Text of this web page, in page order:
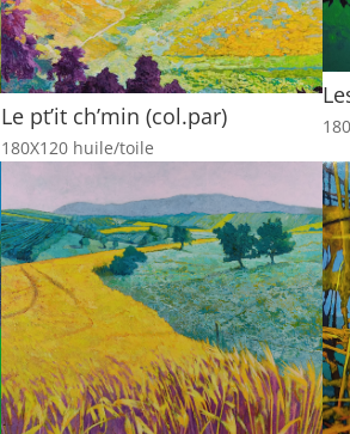
Le pt’it ch’min (col.par)
180X120 huile/toile